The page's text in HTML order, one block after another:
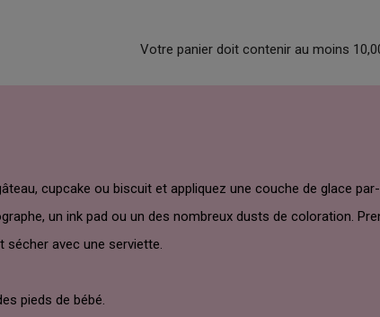
Votre panier doit contenir au moins
cupcake ou biscuit et appliquez une couche de glace
un ink pad ou un des nombreux dusts de coloration.
sécher avec une serviette.
pieds de bébé.